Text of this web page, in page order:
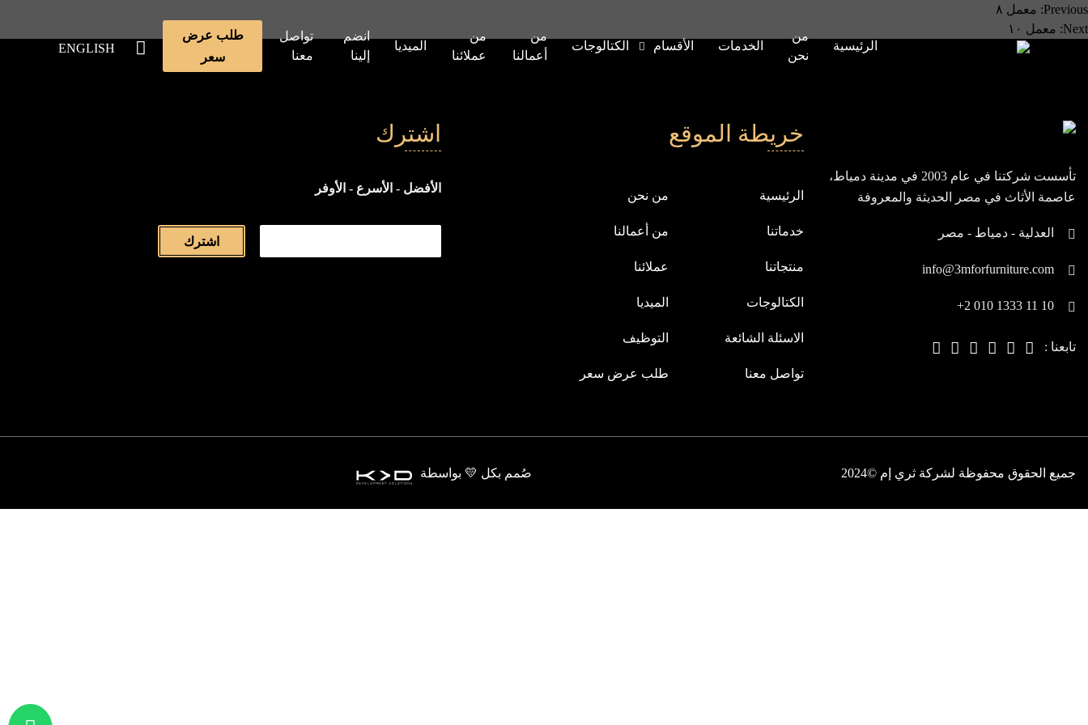
الرئيسية
من
نحن
الخدمات الأقسام الكتالوجات
من
أعمالنا
من
عملائنا
الميديا
انضم
إلينا
تواصل
معنا
طلب عرض
سعر
ENGLISH
تصفّح
المقالات
Previous:
معمل ٨
Next:
معمل ١٠
تأسست شركتنا في عام 2003 في مدينة دمياط،
عاصمة الأثاث في مصر الحديثة والمعروفة
لنكون في مقدمة الشركات العالمية
العدلية - دمياط - مصر
info@3mforfurniture.com
+2 010 1333 11 10
تابعنا :
خريطة الموقع
الرئيسية من نحن
خدماتنا من أعمالنا
منتجاتنا عملائنا
الكتالوجات الميديا
الاسئلة الشائعة التوظيف
تواصل معنا طلب عرض سعر
اشترك
الأفضل - الأسرع - الأوفر
اشترك
جميع الحقوق محفوظة لشركة ثري إم ©2024 صُمم بكل 💛 بواسطة